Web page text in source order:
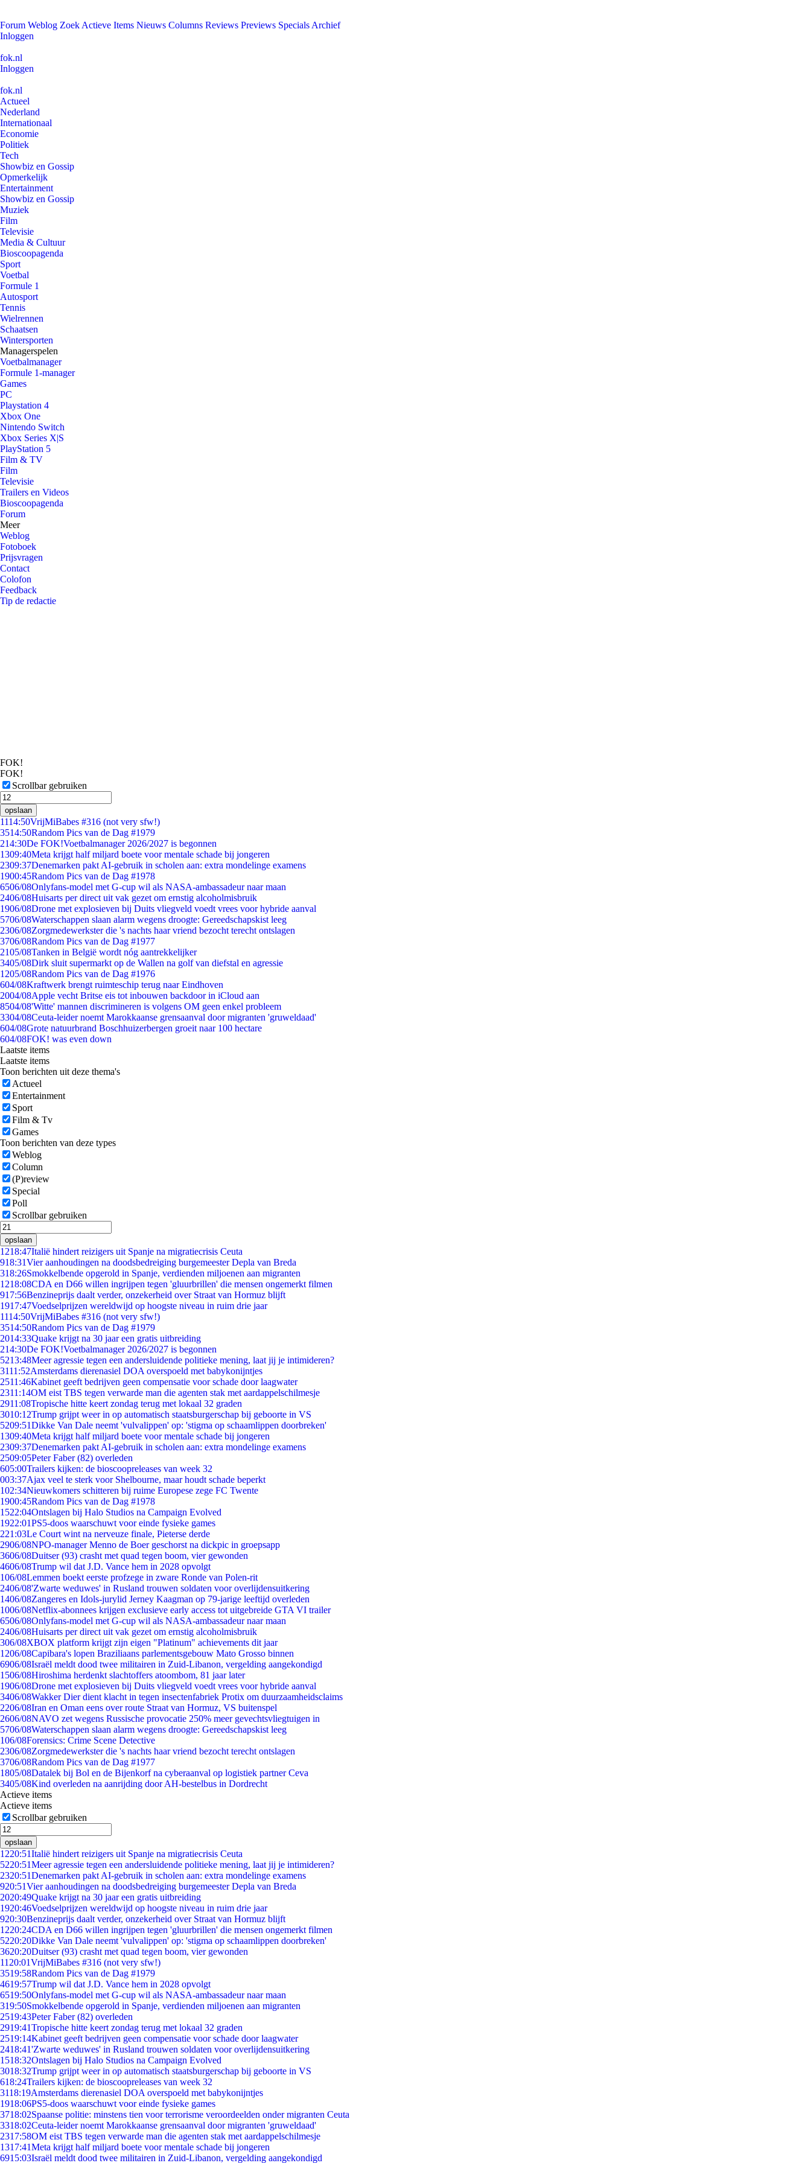
Forum Weblog Zoek Actieve Items Nieuws Columns Reviews Previews Specials Archief
Inloggen
fok.nl
Inloggen
fok.nl
Actueel
Nederland
Internationaal
Economie
Politiek
Tech
Showbiz en Gossip
Opmerkelijk
Entertainment
Showbiz en Gossip
Muziek
Film
Televisie
Media & Cultuur
Bioscoopagenda
Sport
Voetbal
Formule 1
Autosport
Tennis
Wielrennen
Schaatsen
Wintersporten
Managerspelen
Voetbalmanager
Formule 1-manager
Games
PC
Playstation 4
Xbox One
Nintendo Switch
Xbox Series X|S
PlayStation 5
Film & TV
Film
Televisie
Trailers en Videos
Bioscoopagenda
Forum
Meer
Weblog
Fotoboek
Prijsvragen
Contact
Colofon
Feedback
Tip de redactie
FOK!
FOK!
Scrollbar gebruiken
opslaan
1114:50VrijMiBabes #316 (not very sfw!)
3514:50Random Pics van de Dag #1979
214:30De FOK!Voetbalmanager 2026/2027 is begonnen
1309:40Meta krijgt half miljard boete voor mentale schade bij jongeren
2309:37Denemarken pakt AI-gebruik in scholen aan: extra mondelinge examens
1900:45Random Pics van de Dag #1978
6506/08Onlyfans-model met G-cup wil als NASA-ambassadeur naar maan
2406/08Huisarts per direct uit vak gezet om ernstig alcoholmisbruik
1906/08Drone met explosieven bij Duits vliegveld voedt vrees voor hybride aanval
5706/08Waterschappen slaan alarm wegens droogte: Gereedschapskist leeg
2306/08Zorgmedewerkster die 's nachts haar vriend bezocht terecht ontslagen
3706/08Random Pics van de Dag #1977
2105/08Tanken in België wordt nóg aantrekkelijker
3405/08Dirk sluit supermarkt op de Wallen na golf van diefstal en agressie
1205/08Random Pics van de Dag #1976
604/08Kraftwerk brengt ruimteschip terug naar Eindhoven
2004/08Apple vecht Britse eis tot inbouwen backdoor in iCloud aan
8504/08'Witte' mannen discrimineren is volgens OM geen enkel probleem
3304/08Ceuta-leider noemt Marokkaanse grensaanval door migranten 'gruweldaad'
604/08Grote natuurbrand Boschhuizerbergen groeit naar 100 hectare
604/08FOK! was even down
Laatste items
Laatste items
Toon berichten uit deze thema's
Actueel
Entertainment
Sport
Film & Tv
Games
Toon berichten van deze types
Weblog
Column
(P)review
Special
Poll
Scrollbar gebruiken
opslaan
1218:47Italië hindert reizigers uit Spanje na migratiecrisis Ceuta
918:31Vier aanhoudingen na doodsbedreiging burgemeester Depla van Breda
318:26Smokkelbende opgerold in Spanje, verdienden miljoenen aan migranten
1218:08CDA en D66 willen ingrijpen tegen 'gluurbrillen' die mensen ongemerkt filmen
917:56Benzineprijs daalt verder, onzekerheid over Straat van Hormuz blijft
1917:47Voedselprijzen wereldwijd op hoogste niveau in ruim drie jaar
1114:50VrijMiBabes #316 (not very sfw!)
3514:50Random Pics van de Dag #1979
2014:33Quake krijgt na 30 jaar een gratis uitbreiding
214:30De FOK!Voetbalmanager 2026/2027 is begonnen
5213:48Meer agressie tegen een andersluidende politieke mening, laat jij je intimideren?
3111:52Amsterdams dierenasiel DOA overspoeld met babykonijntjes
2511:46Kabinet geeft bedrijven geen compensatie voor schade door laagwater
2311:14OM eist TBS tegen verwarde man die agenten stak met aardappelschilmesje
2911:08Tropische hitte keert zondag terug met lokaal 32 graden
3010:12Trump grijpt weer in op automatisch staatsburgerschap bij geboorte in VS
5209:51Dikke Van Dale neemt 'vulvalippen' op: 'stigma op schaamlippen doorbreken'
1309:40Meta krijgt half miljard boete voor mentale schade bij jongeren
2309:37Denemarken pakt AI-gebruik in scholen aan: extra mondelinge examens
2509:05Peter Faber (82) overleden
605:00Trailers kijken: de bioscoopreleases van week 32
003:37Ajax veel te sterk voor Shelbourne, maar houdt schade beperkt
102:34Nieuwkomers schitteren bij ruime Europese zege FC Twente
1900:45Random Pics van de Dag #1978
1522:04Ontslagen bij Halo Studios na Campaign Evolved
1922:01PS5-doos waarschuwt voor einde fysieke games
221:03Le Court wint na nerveuze finale, Pieterse derde
2906/08NPO-manager Menno de Boer geschorst na dickpic in groepsapp
3606/08Duitser (93) crasht met quad tegen boom, vier gewonden
4606/08Trump wil dat J.D. Vance hem in 2028 opvolgt
106/08Lemmen boekt eerste profzege in zware Ronde van Polen-rit
2406/08'Zwarte weduwes' in Rusland trouwen soldaten voor overlijdensuitkering
1406/08Zangeres en Idols-jurylid Jerney Kaagman op 79-jarige leeftijd overleden
1006/08Netflix-abonnees krijgen exclusieve early access tot uitgebreide GTA VI trailer
6506/08Onlyfans-model met G-cup wil als NASA-ambassadeur naar maan
2406/08Huisarts per direct uit vak gezet om ernstig alcoholmisbruik
306/08XBOX platform krijgt zijn eigen "Platinum" achievements dit jaar
1206/08Capibara's lopen Braziliaans parlementsgebouw Mato Grosso binnen
6906/08Israël meldt dood twee militairen in Zuid-Libanon, vergelding aangekondigd
1506/08Hiroshima herdenkt slachtoffers atoombom, 81 jaar later
1906/08Drone met explosieven bij Duits vliegveld voedt vrees voor hybride aanval
3406/08Wakker Dier dient klacht in tegen insectenfabriek Protix om duurzaamheidsclaims
2206/08Iran en Oman eens over route Straat van Hormuz, VS buitenspel
2606/08NAVO zet wegens Russische provocatie 250% meer gevechtsvliegtuigen in
5706/08Waterschappen slaan alarm wegens droogte: Gereedschapskist leeg
106/08Forensics: Crime Scene Detective
2306/08Zorgmedewerkster die 's nachts haar vriend bezocht terecht ontslagen
3706/08Random Pics van de Dag #1977
1805/08Datalek bij Bol en de Bijenkorf na cyberaanval op logistiek partner Ceva
3405/08Kind overleden na aanrijding door AH-bestelbus in Dordrecht
Actieve items
Actieve items
Scrollbar gebruiken
opslaan
1220:51Italië hindert reizigers uit Spanje na migratiecrisis Ceuta
5220:51Meer agressie tegen een andersluidende politieke mening, laat jij je intimideren?
2320:51Denemarken pakt AI-gebruik in scholen aan: extra mondelinge examens
920:51Vier aanhoudingen na doodsbedreiging burgemeester Depla van Breda
2020:49Quake krijgt na 30 jaar een gratis uitbreiding
1920:46Voedselprijzen wereldwijd op hoogste niveau in ruim drie jaar
920:30Benzineprijs daalt verder, onzekerheid over Straat van Hormuz blijft
1220:24CDA en D66 willen ingrijpen tegen 'gluurbrillen' die mensen ongemerkt filmen
5220:20Dikke Van Dale neemt 'vulvalippen' op: 'stigma op schaamlippen doorbreken'
3620:20Duitser (93) crasht met quad tegen boom, vier gewonden
11 20:01VrijMiBabes #316 (not very sfw!)
3519:58Random Pics van de Dag #1979
4619:57Trump wil dat J.D. Vance hem in 2028 opvolgt
6519:50Onlyfans-model met G-cup wil als NASA-ambassadeur naar maan
319:50Smokkelbende opgerold in Spanje, verdienden miljoenen aan migranten
2519:43Peter Faber (82) overleden
2919:41Tropische hitte keert zondag terug met lokaal 32 graden
2519:14Kabinet geeft bedrijven geen compensatie voor schade door laagwater
2418:41'Zwarte weduwes' in Rusland trouwen soldaten voor overlijdensuitkering
1518:32Ontslagen bij Halo Studios na Campaign Evolved
3018:32Trump grijpt weer in op automatisch staatsburgerschap bij geboorte in VS
618:24Trailers kijken: de bioscoopreleases van week 32
3118:19Amsterdams dierenasiel DOA overspoeld met babykonijntjes
1918:06PS5-doos waarschuwt voor einde fysieke games
3718:02Spaanse politie: minstens tien voor terrorisme veroordeelden onder migranten Ceuta
3318:02Ceuta-leider noemt Marokkaanse grensaanval door migranten 'gruweldaad'
2317:58OM eist TBS tegen verwarde man die agenten stak met aardappelschilmesje
1317:41Meta krijgt half miljard boete voor mentale schade bij jongeren
6915:03Israël meldt dood twee militairen in Zuid-Libanon, vergelding aangekondigd